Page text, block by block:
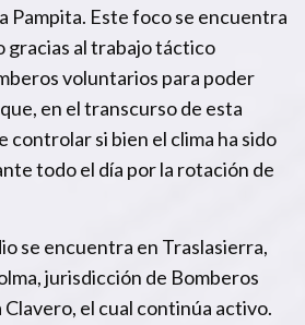
Pampita. Este foco se encuentra
al trabajo táctico
voluntarios para poder
en el transcurso de esta
controlar si bien el clima ha sido
todo el día por la rotación de
se encuentra en Traslasierra,
jurisdicción de Bomberos
el cual continúa activo.